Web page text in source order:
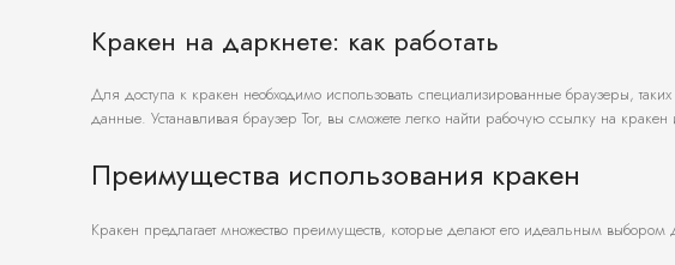
Кракен на даркнете: как работать
Для доступа к кракен необходимо использовать специализированные браузеры,
данные. Устанавливая браузер Tor, вы сможете легко найти рабочую ссылку на кракен
Преимущества использования кракен
Кракен предлагает множество преимуществ, которые делают его идеальным выбором